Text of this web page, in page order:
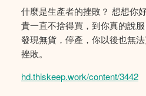
什麼是生產者的挫敗？ 想想你
貴一直不捨得買，到你真的說
發現無貨，停產，你以後也無
挫敗。
hd.thiskeep.work/content/3442